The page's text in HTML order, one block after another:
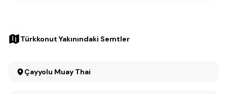
Türkkonut Yakınındaki Semtler
Çayyolu Muay Thai